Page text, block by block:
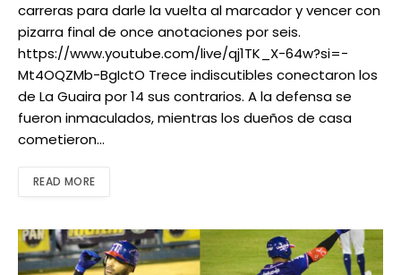
carreras para darle la vuelta al marcador y vencer con
pizarra final de once anotaciones por seis.
https://www.youtube.com/live/qj1TK_X-64w?si=-
Mt4OQZMb-BgIctO Trece indiscutibles conectaron los
de La Guaira por 14 sus contrarios. A la defensa se
fueron inmaculados, mientras los dueños de casa
cometieron…
READ MORE